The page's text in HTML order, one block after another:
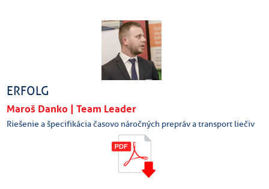
ERFOLG
Maroš Danko | Team Leader
Riešenie a špecifikácia časovo náročných prepráv a transport liečiv